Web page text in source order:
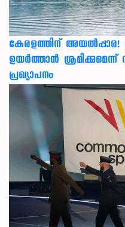
കേരളത്തിന് അ‌യൽപ്പാര!
ഉയർത്താൻ ശ്രമിക്കുമെന്ന്
പ്രഖ്യാപനം